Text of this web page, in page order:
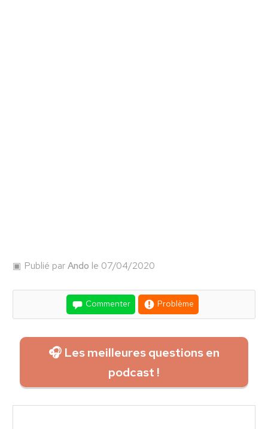
Publié parAndo le 07/04/2020
Commenter Problème
🎧 Les meilleures questions en
podcast !